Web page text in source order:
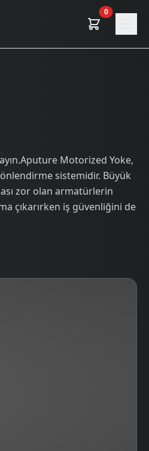
0
Motorized Yoke,
sistemidir. Büyük
zor olan armatürlerin
çıkarırken iş güvenliğini de